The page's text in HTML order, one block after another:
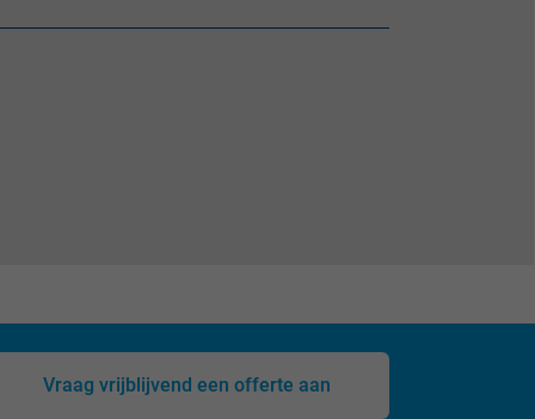
Vraag vrijblijvend een offerte aan